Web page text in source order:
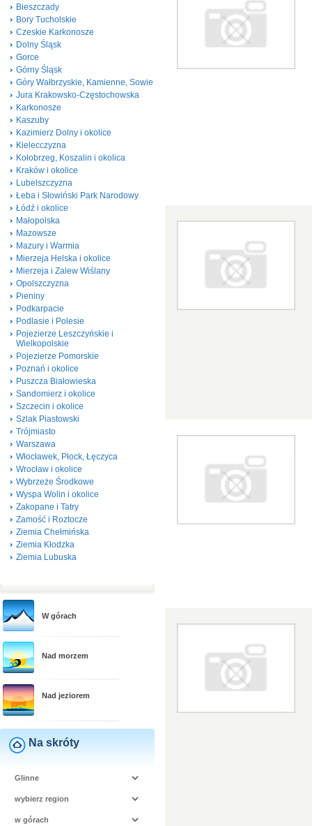
Bieszczady
Bory Tucholskie
Czeskie Karkonosze
Dolny Śląsk
Gorce
Górny Śląsk
Góry Wałbrzyskie, Kamienne, Sowie
Jura Krakowsko-Częstochowska
Karkonosze
Kaszuby
Kazimierz Dolny i okolice
Kielecczyzna
Kołobrzeg, Koszalin i okolica
Kraków i okolice
Lubelszczyzna
Łeba i Słowiński Park Narodowy
Łódź i okolice
Małopolska
Mazowsze
Mazury i Warmia
Mierzeja Helska i okolice
Mierzeja i Zalew Wiślany
Opolszczyzna
Pieniny
Podkarpacie
Podlasie i Polesie
Pojezierze Leszczyńskie i
Wielkopolskie
Pojezierze Pomorskie
Poznań i okolice
Puszcza Białowieska
Sandomierz i okolice
Szczecin i okolice
Szlak Piastowski
Trójmiasto
Warszawa
Włocławek, Płock, Łęczyca
Wrocław i okolice
Wybrzeże Środkowe
Wyspa Wolin i okolice
Zakopane i Tatry
Zamość i Roztocze
Ziemia Chełmińska
Ziemia Kłodzka
Ziemia Lubuska
W górach
Nad morzem
Nad jeziorem
Na skróty